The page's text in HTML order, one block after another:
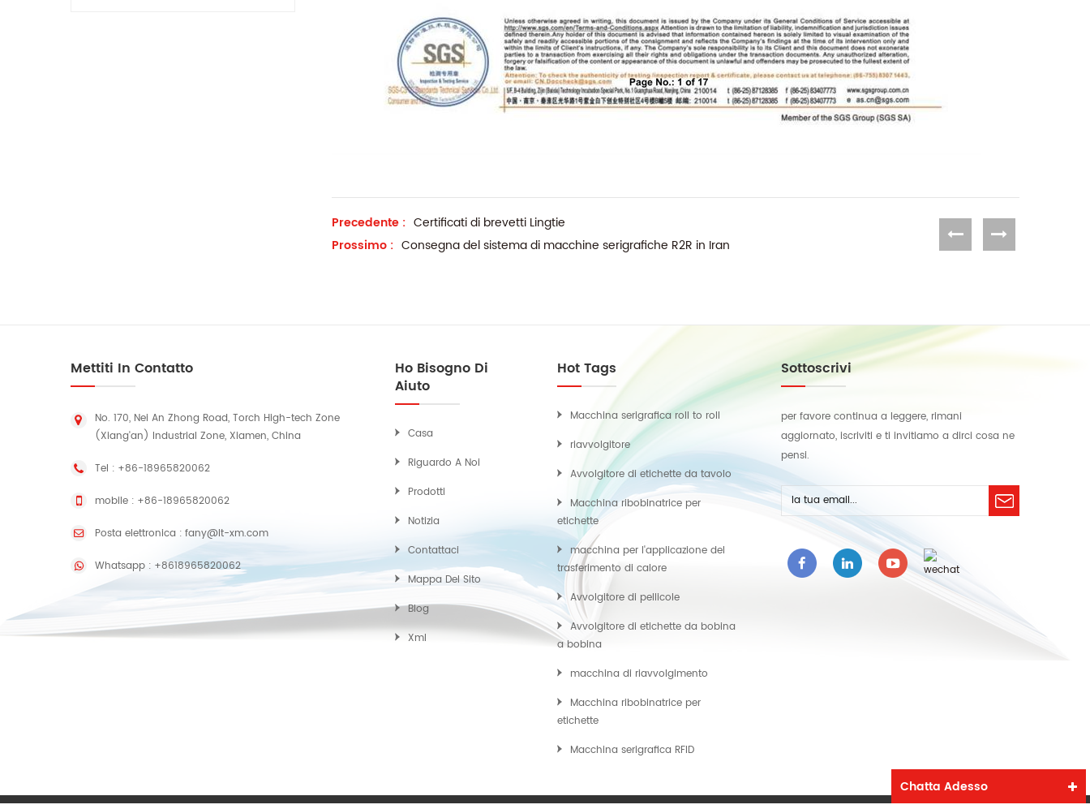
Precedente : Certificati di brevetti Lingtie
Prossimo : Consegna del sistema di macchine serigrafiche R2R in Iran
Mettiti In Contatto
No. 170, Nei An Zhong Road, Torch High-tech Zone
(Xiang'an) Industrial Zone, Xiamen, China
Tel : +86-18965820062
mobile : +86-18965820062
Posta elettronica : fany@lt-xm.com
Whatsapp : +8618965820062
Ho Bisogno Di
Aiuto
Casa
Riguardo A Noi
Prodotti
Notizia
Contattaci
Mappa Del Sito
Blog
Xml
Hot Tags
Macchina serigrafica roll to roll
riavvolgitore
Avvolgitore di etichette da tavolo
Macchina ribobinatrice per
etichette
macchina per l'applicazione del
trasferimento di calore
Avvolgitore di pellicole
Avvolgitore di etichette da bobina
a bobina
macchina di riavvolgimento
Macchina ribobinatrice per
etichette
Macchina serigrafica RFID
Sottoscrivi
per favore continua a leggere, rimani
aggiornato, iscriviti e ti invitiamo a dirci cosa ne
pensi.
Chatta Adesso